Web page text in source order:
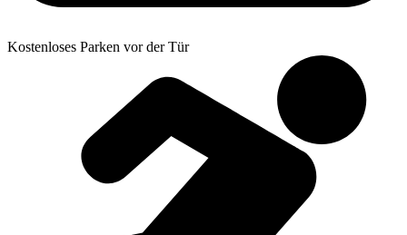
Kostenloses Parken vor der Tür